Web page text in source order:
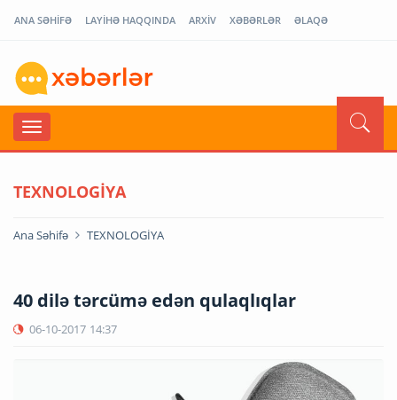
ANA SƏHİFƏ LAYİHƏ HAQQINDA ARXİV XƏBƏRLƏR ƏLAQƏ
TEXNOLOGİYA
Ana Səhifə TEXNOLOGİYA
40 dilə tərcümə edən qulaqlıqlar
06-10-2017 14:37